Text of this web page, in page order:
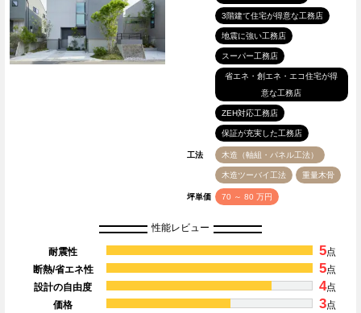
3階建て住宅が得意な工務店
地震に強い工務店
スーパー工務店
省エネ・創エネ・エコ住宅が得
意な工務店
ZEH対応工務店
保証が充実した工務店
工法 木造（軸組・パネル工法）
木造ツーバイ工法 重量木骨
坪単価 70 ～ 80 万円
性能レビュー
耐震性 5点
断熱/省エネ性
5点
設計の自由度
4点
価格
3点